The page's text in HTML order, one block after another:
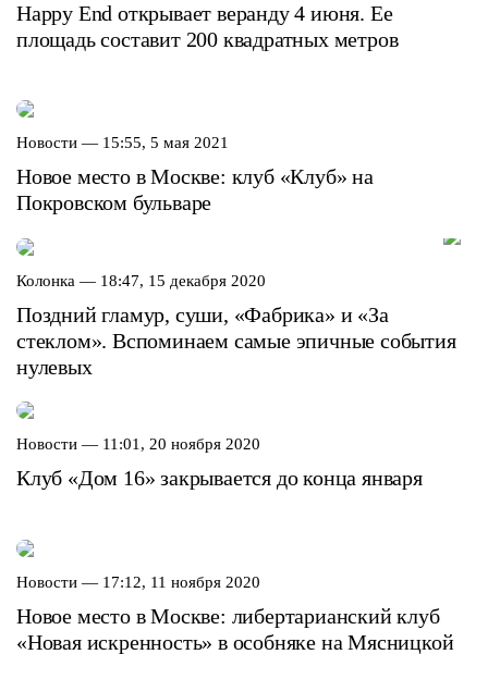
Happy End открывает веранду 4 июня. Ее
площадь составит 200 квадратных метров
Новости — 15:55, 5 мая 2021
Новое место в Москве: клуб «Клуб» на
Покровском бульваре
Колонка — 18:47, 15 декабря 2020
Поздний гламур, суши, «Фабрика» и «За
стеклом». Вспоминаем самые эпичные события
нулевых
Новости — 11:01, 20 ноября 2020
Клуб «Дом 16» закрывается до конца января
Новости — 17:12, 11 ноября 2020
Новое место в Москве: либертарианский клуб
«Новая искренность» в особняке на Мясницкой